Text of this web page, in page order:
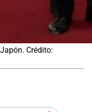
Crédito: